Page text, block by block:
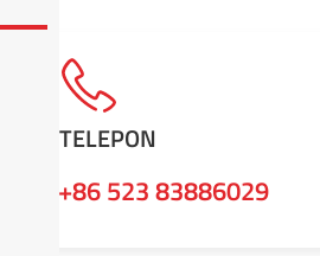
TELEPON
+86 523 83886029